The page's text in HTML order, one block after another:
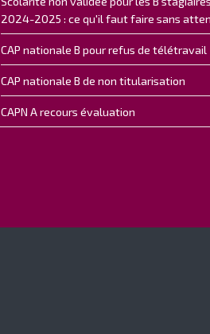
2024-2025 : ce qu'il faut faire sans
CAP nationale B pour refus de télétravail
CAP nationale B de non titularisation
CAPN A recours évaluation